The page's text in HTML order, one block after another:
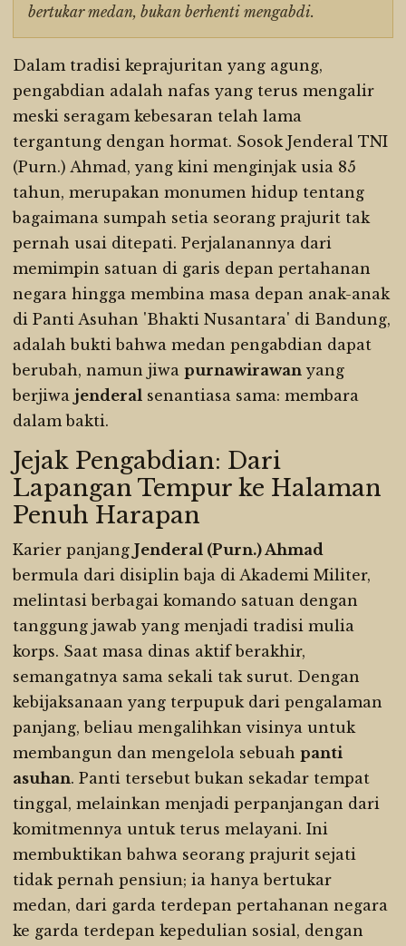
bertukar medan, bukan berhenti mengabdi.
Dalam tradisi keprajuritan yang agung,
pengabdian adalah nafas yang terus mengalir
meski seragam kebesaran telah lama
tergantung dengan hormat. Sosok Jenderal TNI
(Purn.) Ahmad, yang kini menginjak usia 85
tahun, merupakan monumen hidup tentang
bagaimana sumpah setia seorang prajurit tak
pernah usai ditepati. Perjalanannya dari
memimpin satuan di garis depan pertahanan
negara hingga membina masa depan anak-anak
di Panti Asuhan 'Bhakti Nusantara' di Bandung,
adalah bukti bahwa medan pengabdian dapat
berubah, namun jiwa purnawirawan yang
berjiwa jenderal senantiasa sama: membara
dalam bakti.
Jejak Pengabdian: Dari
Lapangan Tempur ke Halaman
Penuh Harapan
Karier panjang Jenderal (Purn.) Ahmad
bermula dari disiplin baja di Akademi Militer,
melintasi berbagai komando satuan dengan
tanggung jawab yang menjadi tradisi mulia
korps. Saat masa dinas aktif berakhir,
semangatnya sama sekali tak surut. Dengan
kebijaksanaan yang terpupuk dari pengalaman
panjang, beliau mengalihkan visinya untuk
membangun dan mengelola sebuah panti
asuhan. Panti tersebut bukan sekadar tempat
tinggal, melainkan menjadi perpanjangan dari
komitmennya untuk terus melayani. Ini
membuktikan bahwa seorang prajurit sejati
tidak pernah pensiun; ia hanya bertukar
medan, dari garda terdepan pertahanan negara
ke garda terdepan kepedulian sosial, dengan